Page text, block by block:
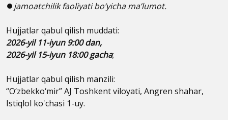
⏺jamoatchilik faoliyati bo‘yicha ma’lumot.
Hujjatlar qabul qilish muddati:
2026-yil 11-iyun 9:00 dan,
2026-yil 15-iyun 18:00 gacha;
Hujjatlar qabul qilish manzili:
“O‘zbekko‘mir” AJ Toshkent viloyati, Angren shahar,
Istiqlol ko'chasi 1-uy.